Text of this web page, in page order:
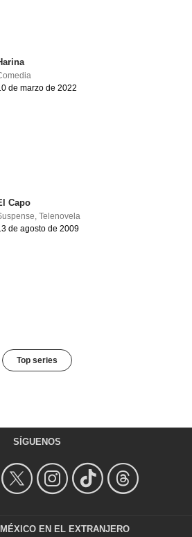
de marzo de 2022
Capo
,Telenovela
de agosto de 2009
Top series
SÍGUENOS
EN EL EXTRANJERO